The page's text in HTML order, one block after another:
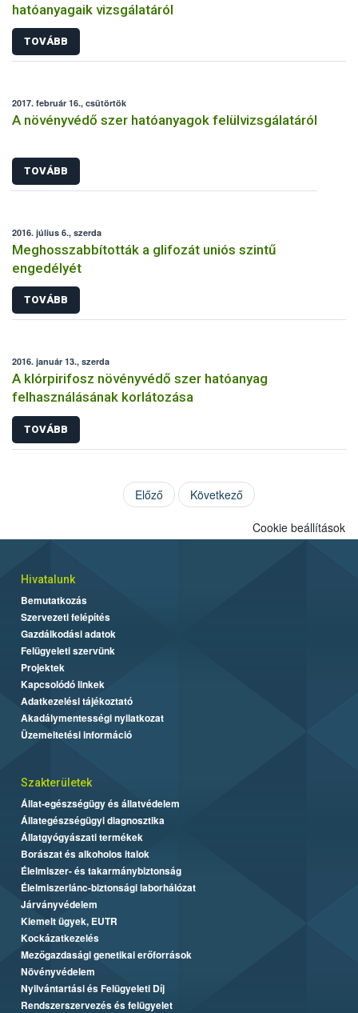
hatóanyagaik vizsgálatáról
TOVÁBB
2017. február 16., csütörtök
A növényvédő szer hatóanyagok felülvizsgálatáról
TOVÁBB
2016. július 6., szerda
Meghosszabbították a glifozát uniós szintű
engedélyét
TOVÁBB
2016. január 13., szerda
A klórpirifosz növényvédő szer hatóanyag
felhasználásának korlátozása
TOVÁBB
Előző Következő
Cookie beállítások
Hivatalunk
Bemutatkozás
Szervezeti felépítés
Gazdálkodási adatok
Felügyeleti szervünk
Projektek
Kapcsolódó linkek
Adatkezelési tájékoztató
Akadálymentességi nyilatkozat
Üzemeltetési információ
Szakterületek
Állat-egészségügy és állatvédelem
Állategészségügyi diagnosztika
Állatgyógyászati termékek
Borászat és alkoholos italok
Élelmiszer- és takarmánybiztonság
Élelmiszerlánc-biztonsági laborhálózat
Járványvédelem
Kiemelt ügyek, EUTR
Kockázatkezelés
Mezőgazdasági genetikai erőforrások
Növényvédelem
Nyilvántartási és Felügyeleti Díj
Rendszerszervezés és felügyelet